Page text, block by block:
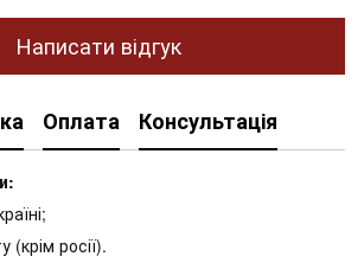
Написати відгук
Оплата Консультація
(крім росії).